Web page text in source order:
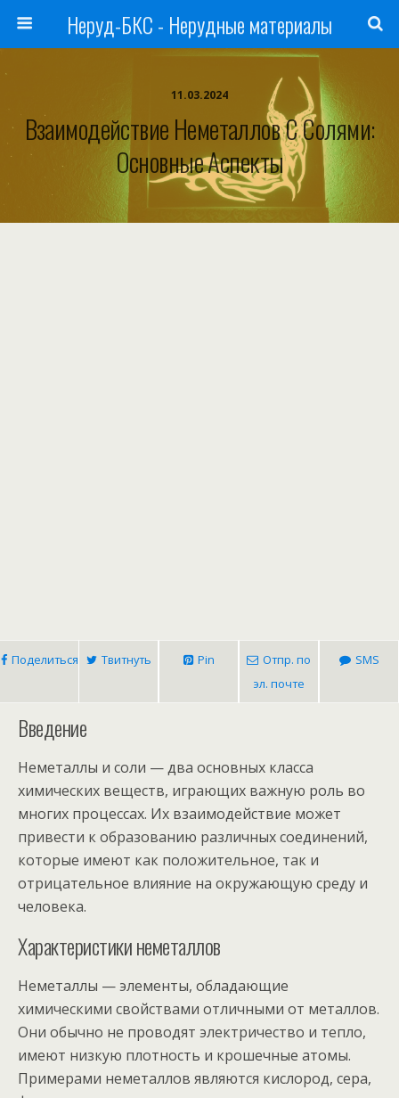
Неруд-БКС - Нерудные материалы
11.03.2024
Взаимодействие Неметаллов С Солями:
Основные Аспекты
Поделиться Твитнуть Pin
Отпр. по
эл. почте
SMS
Введение
Неметаллы и соли — два основных класса
химических веществ, играющих важную роль во
многих процессах. Их взаимодействие может
привести к образованию различных соединений,
которые имеют как положительное, так и
отрицательное влияние на окружающую среду и
человека.
Характеристики неметаллов
Неметаллы — элементы, обладающие
химическими свойствами отличными от металлов.
Они обычно не проводят электричество и тепло,
имеют низкую плотность и крошечные атомы.
Примерами неметаллов являются кислород, сера,